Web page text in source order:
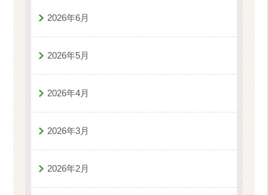
2026年6月
2026年5月
2026年4月
2026年3月
2026年2月